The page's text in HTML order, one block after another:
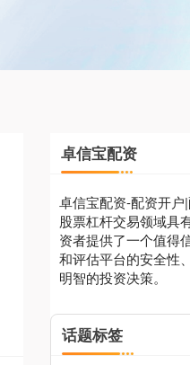
卓信宝配资
卓信宝配资-配资开
股票杠杆交易领域具
资者提供了一个值得
和评估平台的安全性
明智的投资决策。
话题标签